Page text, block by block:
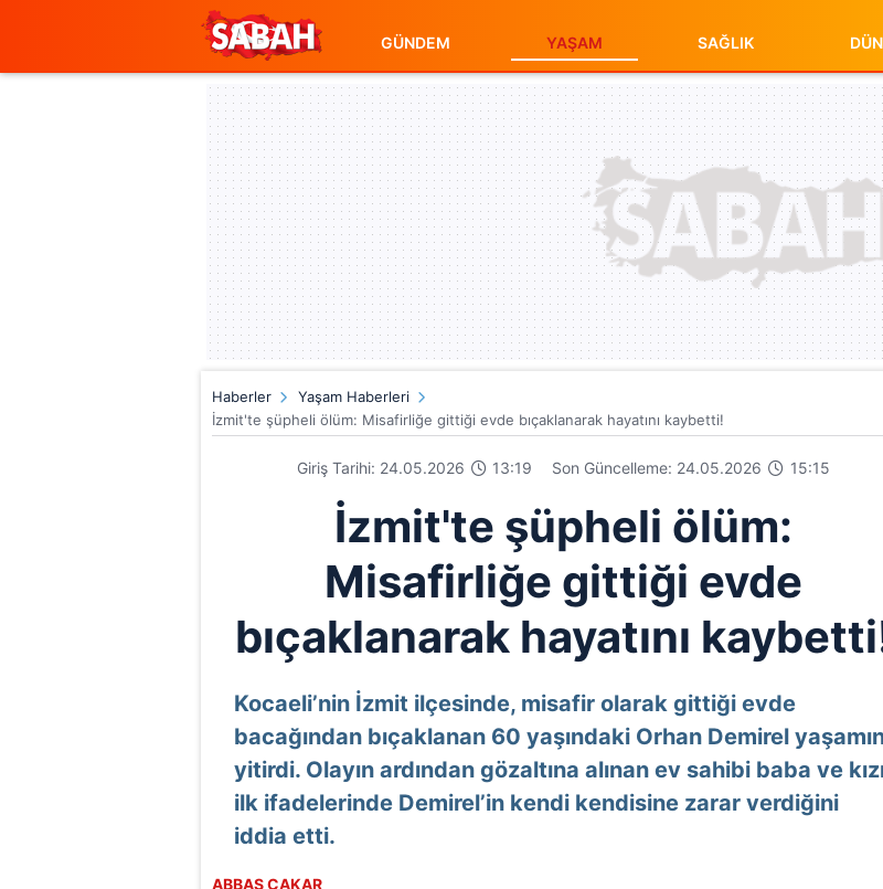
GÜNDEM YAŞAM SAĞLIK
Haberler
Yaşam Haberleri
İzmit'te şüpheli ölüm: Misafirliğe gittiği evde bıçaklanarak hayatını kaybetti!
Giriş Tarihi: 24.05.2026 13:19 Son Güncelleme: 24.05.2026 15:15
İzmit'te şüpheli ölüm:
Misafirliğe gittiği evde
bıçaklanarak hayatını
Kocaeli’nin İzmit ilçesinde, misafir olarak gittiği evde
bacağından bıçaklanan 60 yaşındaki Orhan Demirel
yitirdi. Olayın ardından gözaltına alınan ev sahibi baba ve
ilk ifadelerinde Demirel’in kendi kendisine zarar verdiğini
iddia etti.
ABBAS ÇAKAR